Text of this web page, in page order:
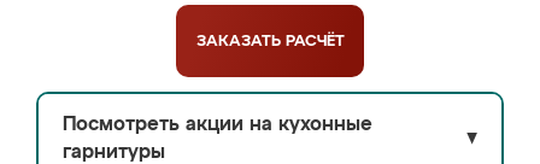
ЗАКАЗАТЬ РАСЧЁТ
Посмотреть акции на кухонные
гарнитуры
▼